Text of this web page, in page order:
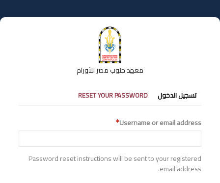
إلى
المحتوى
معهد جنوب مصر للأورام
التبويبات
الأساسية
تسجيل الدخول RESET YOUR PASSWORD
Username or email address
Password reset instructions will be sent to your registered
email address.